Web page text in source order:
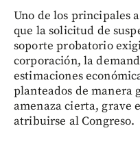
Uno de los principales
que la solicitud de
soporte probatorio
corporación, la
estimaciones
planteados de manera
amenaza cierta, grave
atribuirse al Congreso.